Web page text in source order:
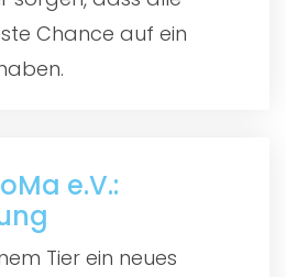
Chance auf ein
e.V.:
Tier ein neues